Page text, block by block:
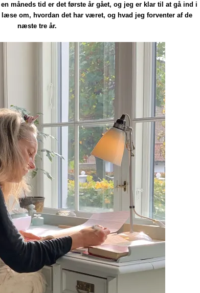
måneds tid er det første år gået, og jeg er klar til at gå ind i
læse om, hvordan det har været, og hvad jeg forventer af de
næste tre år.